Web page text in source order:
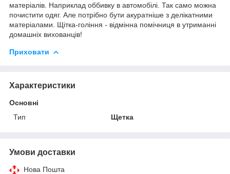
матеріалів. Наприклад оббивку в автомобілі. Так само можна
почистити одяг. Але потрібно бути акуратніше з делікатними
матеріалами. Щітка-гоління - відмінна помічниця в утриманні
домашніх вихованців!
Приховати
Характеристики
Основні
Тип
Щетка
Умови доставки
Нова Пошта